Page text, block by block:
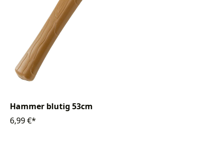
Hammer blutig 53cm
6,99 €*